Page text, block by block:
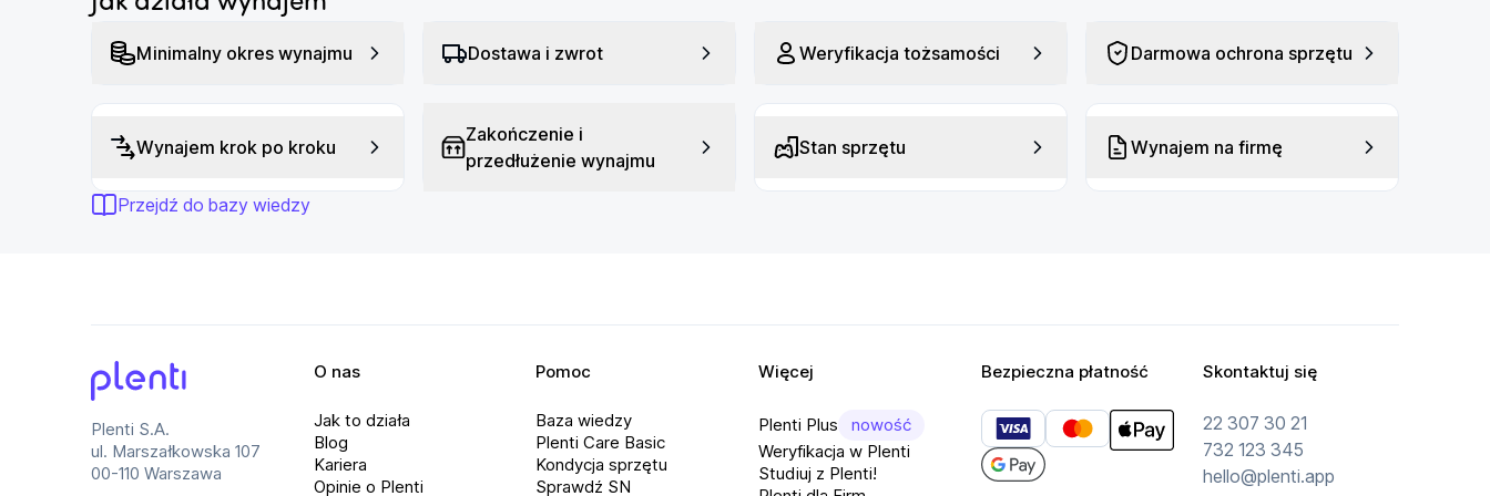
Minimalny okres wynajmu Dostawa i zwrot Weryfikacja tożsamości Darmowa ochrona sprzętu
Wynajem krok po kroku
Zakończenie i
przedłużenie wynajmu
Stan sprzętu Wynajem na firmę
Przejdź do bazy wiedzy
Plenti S.A.
ul. Marszałkowska 107
00-110 Warszawa
O nas
Jak to działa
Blog
Kariera
Opinie o Plenti
Pomoc
Baza wiedzy
Plenti Care Basic
Kondycja sprzętu
Sprawdź SN
Więcej
Plenti Plus
nowość
Weryfikacja w Plenti
Studiuj z Plenti!
Bezpieczna płatność Skontaktuj się
22 307 30 21
732 123 345
hello@plenti.app